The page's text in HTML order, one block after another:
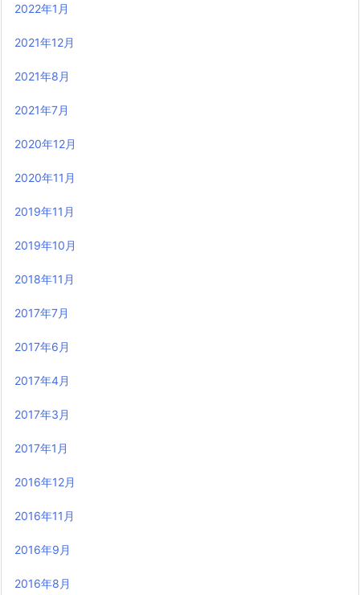
2022年1月
2021年12月
2021年8月
2021年7月
2020年12月
2020年11月
2019年11月
2019年10月
2018年11月
2017年7月
2017年6月
2017年4月
2017年3月
2017年1月
2016年12月
2016年11月
2016年9月
2016年8月